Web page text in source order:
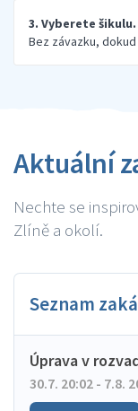
3. Vyberete šikulu.
Bez závazku,
Aktuální
Nechte se
Zlíně a okolí.
Seznam
Úprava v
30.7. 20:02 - 7.8.